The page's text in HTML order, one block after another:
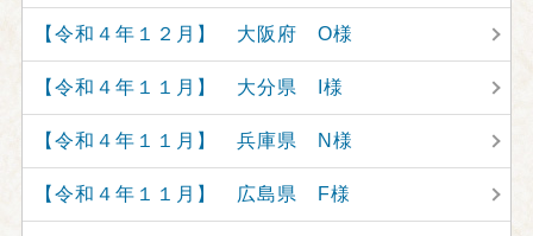
【令和４年１２月】 大阪府 O様
【令和４年１１月】 大分県 I様
【令和４年１１月】 兵庫県 N様
【令和４年１１月】 広島県 F様